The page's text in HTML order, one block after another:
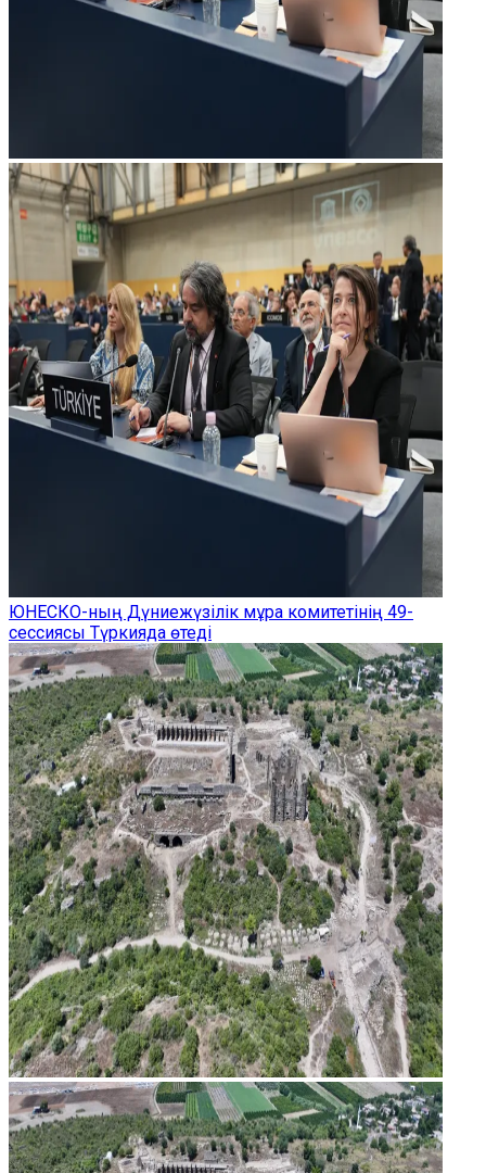
ЮНЕСКО-ның Дүниежүзілік мұра комитетінің 49-
сессиясы Түркияда өтеді